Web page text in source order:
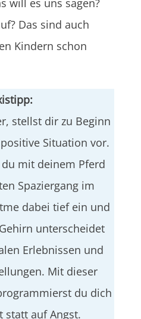
will es uns sagen?
Das sind auch
Kindern schon
stellst dir zu Beginn
Situation vor.
mit deinem Pferd
Spaziergang im
dabei tief ein und
unterscheidet
Erlebnissen und
Mit dieser
du dich
statt auf Angst.